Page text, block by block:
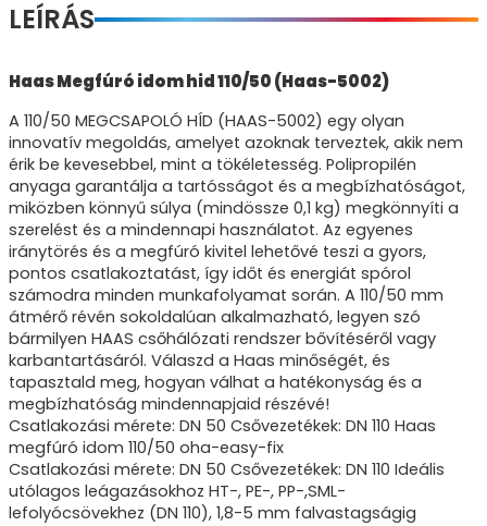
LEÍRÁS
Haas Megfúró idom hid 110/50 (Haas-5002)
A 110/50 MEGCSAPOLÓ HÍD (HAAS-5002) egy olyan
innovatív megoldás, amelyet azoknak terveztek, akik nem
érik be kevesebbel, mint a tökéletesség. Polipropilén
anyaga garantálja a tartósságot és a megbízhatóságot,
miközben könnyű súlya (mindössze 0,1 kg) megkönnyíti a
szerelést és a mindennapi használatot. Az egyenes
iránytörés és a megfúró kivitel lehetővé teszi a gyors,
pontos csatlakoztatást, így időt és energiát spórol
számodra minden munkafolyamat során. A 110/50 mm
átmérő révén sokoldalúan alkalmazható, legyen szó
bármilyen HAAS csőhálózati rendszer bővítéséről vagy
karbantartásáról. Válaszd a Haas minőségét, és
tapasztald meg, hogyan válhat a hatékonyság és a
megbízhatóság mindennapjaid részévé!
Csatlakozási mérete: DN 50 Csővezetékek: DN 110 Haas
megfúró idom 110/50 oha-easy-fix
Csatlakozási mérete: DN 50 Csővezetékek: DN 110 Ideális
utólagos leágazásokhoz HT-, PE-, PP-,SML-
lefolyócsövekhez (DN 110), 1,8-5 mm falvastagságig